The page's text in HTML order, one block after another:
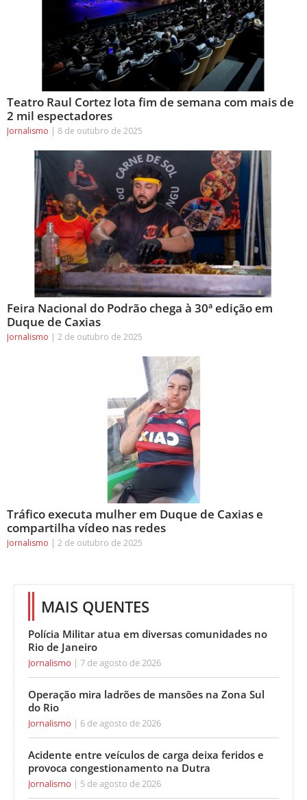
Teatro Raul Cortez lota fim de semana com mais de
2 mil espectadores
Jornalismo 8 de outubro de 2025
Feira Nacional do Podrão chega à 30ª edição em
Duque de Caxias
Jornalismo 2 de outubro de 2025
Tráfico executa mulher em Duque de Caxias e
compartilha vídeo nas redes
Jornalismo 2 de outubro de 2025
MAIS QUENTES
Polícia Militar atua em diversas comunidades no
Rio de Janeiro
Jornalismo 7 de agosto de 2026
Operação mira ladrões de mansões na Zona Sul
do Rio
Jornalismo 6 de agosto de 2026
Acidente entre veículos de carga deixa feridos e
provoca congestionamento na Dutra
Jornalismo 5 de agosto de 2026